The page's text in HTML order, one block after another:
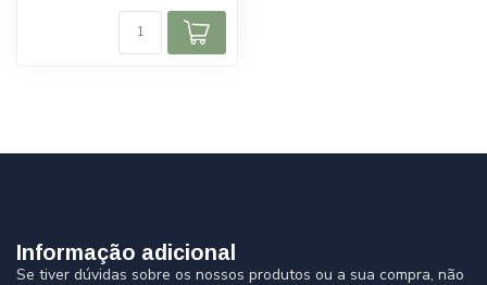
Informação adicional
Se tiver dúvidas sobre os nossos produtos ou a sua compra, não